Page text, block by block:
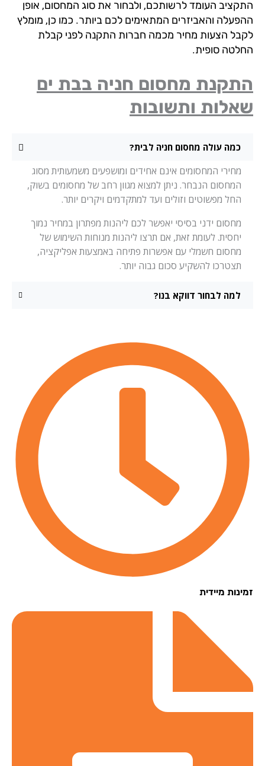
העומד לרשותכם, ולבחור את סוג המחסום, אופן
והאביזרים המתאימים לכם ביותר. כמו כן, מומלץ
הצעות מחיר מכמה חברות התקנה לפני קבלת
סופית.
מחסום חניה בבת ים
ותשובות
כמה עולה מחסום חניה לבית?
מחירי המחסומים אינם אחידים ומושפעים משמעותית מסוג
המחסום הנבחר. ניתן למצוא מגוון רחב של מחסומים בשוק,
החל מפשוטים וזולים ועד למתקדמים ויקרים יותר.
מחסום ידני בסיסי יאפשר לכם ליהנות מפתרון במחיר נמוך
יחסית. לעומת זאת, אם תרצו ליהנות מנוחות השימוש של
מחסום חשמלי עם אפשרות פתיחה באמצעות אפליקציה,
תצטרכו להשקיע סכום גבוה יותר.
למה לבחור דווקא בנו?
מיידית